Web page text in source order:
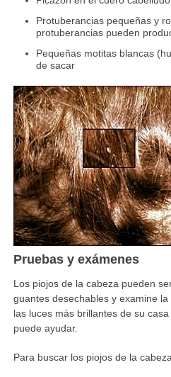
Protuberancias pequeñas y
protuberancias pueden
Pequeñas motitas blancas
de sacar
Pruebas y exámenes
Los piojos de la cabeza pueden
guantes desechables y examine
las luces más brillantes de su
puede ayudar.
Para buscar los piojos de la